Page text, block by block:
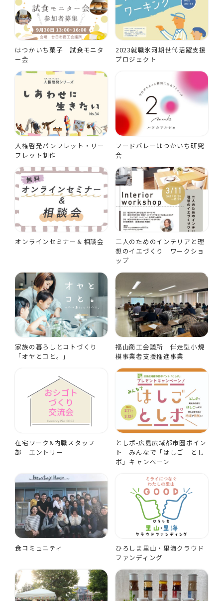
はつかいち菓子 試食モニタ
ー会
2023就職氷河期世代活躍支援
プロジェクト
人権啓発パンフレット・リー
フレット制作
フードバレーはつかいち研究
会
オンラインセミナー＆相談会
二人のためのインテリアと理
想のイエづくり ワークショ
ップ
家族の暮らしとコトづくり
「オヤとコと。」
福山商工会議所 伴走型小規
模事業者支援推進事業
在宅ワーク&内職スタッフ
部 エントリー
としポ-広島広域都市圏ポイン
ト みんなで「はしご とし
ポ」キャンペーン
食コミュニティ
ひろしま里山・里海クラウド
ファンディング